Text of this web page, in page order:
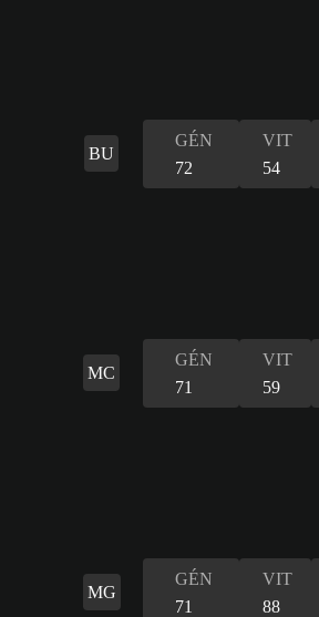
BU
GÉN
72
VIT
54
MC
GÉN
71
VIT
59
MG
GÉN
71
VIT
88